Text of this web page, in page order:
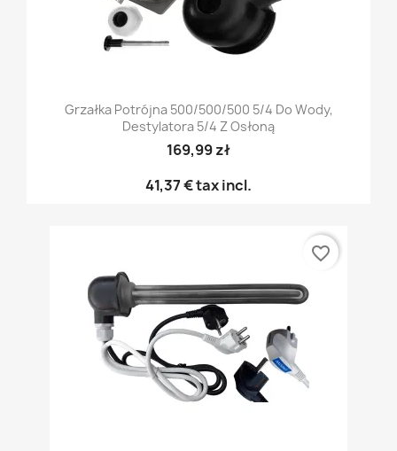
Grzałka Potrójna 500/500/500 5/4 Do Wody,
Destylatora 5/4 Z Osłoną
169,99 zł
41,37 €tax incl.
favorite_border